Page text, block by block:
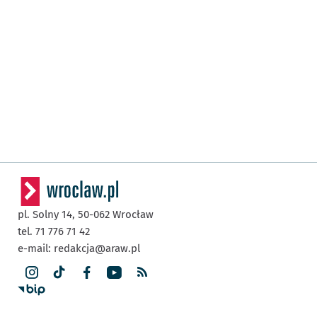
pl. Solny 14, 50-062 Wrocław
tel. 71 776 71 42
e-mail: redakcja@araw.pl